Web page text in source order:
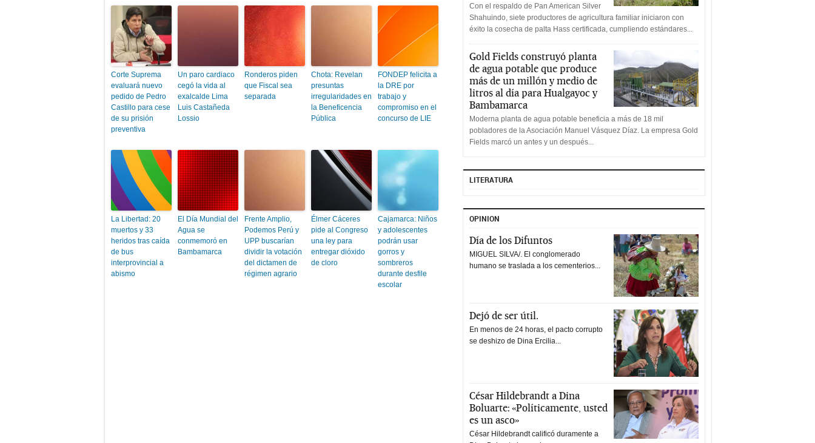
Corte Suprema
evaluará nuevo
pedido de Pedro
Castillo para cese
de su prisión
preventiva
Un paro cardiaco
cegó la vida al
exalcalde Lima
Luis Castañeda
Lossio
Ronderos piden
que Fiscal sea
separada
Chota: Revelan
presuntas
irregularidades en
la Beneficencia
Pública
FONDEP felicita a
la DRE por
trabajo y
compromiso en el
concurso de LIE
La Libertad: 20
muertos y 33
heridos tras caída
de bus
interprovincial a
abismo
El Día Mundial del
Agua se
conmemoró en
Bambamarca
Frente Amplio,
Podemos Perú y
UPP buscarían
dividir la votación
del dictamen de
régimen agrario
Élmer Cáceres
pide al Congreso
una ley para
entregar dióxido
de cloro
Cajamarca: Niños
y adolescentes
podrán usar
gorros y
sombreros
durante desfile
escolar
Con el respaldo de Pan American Silver
Shahuindo, siete productores de agricultura familiar iniciaron con
éxito la cosecha de palta Hass certificada, cumpliendo estándares...
Gold Fields construyó planta
de agua potable que produce
más de un millón y medio de
litros al día para Hualgayoc y
Bambamarca
Moderna planta de agua potable beneficia a más de 18 mil
pobladores de la Asociación Manuel Vásquez Díaz. La empresa Gold
Fields marcó un antes y un después...
LITERATURA
OPINION
Día de los Difuntos
MIGUEL SILVA/. El conglomerado
humano se traslada a los cementerios...
Dejó de ser útil.
En menos de 24 horas, el pacto corrupto
se deshizo de Dina Ercilia...
César Hildebrandt a Dina
Boluarte: «Políticamente, usted
es un asco»
César Hildebrandt calificó duramente a